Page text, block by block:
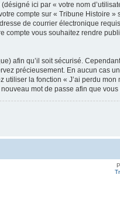
ici par « votre nom
compte sur « Tribune Histoire
de courrier électronique
compte vous souhaitez rendre
afin qu’il soit sécurisé.
précieusement. En aucun cas
la fonction « J’ai perdu
mot de passe afin que